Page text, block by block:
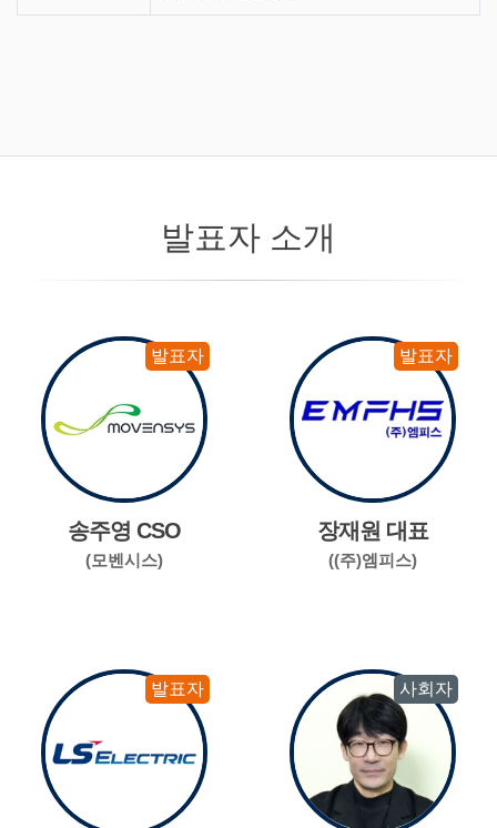
발표자 소개
발표자
송주영 CSO
(모벤시스)
발표자
장재원 대표
((주)엠피스)
발표자 사회자